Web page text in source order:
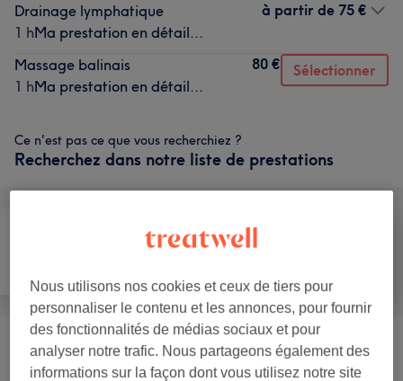
Drainage lymphatique
1 hMa prestation en détail...
à partir de 75 €
Massage balinais
1 hMa prestation en détail...
80 € Sélectionner
Ce n'est pas ce que vous recherchiez ?
Recherchez dans notre liste de prestations
Massage Classique (4 ) à partir de 40 €
Nous utilisons nos cookies et ceux de tiers pour
personnaliser le contenu et les annonces, pour fournir
des fonctionnalités de médias sociaux et pour
analyser notre trafic. Nous partageons également des
informations sur la façon dont vous utilisez notre site